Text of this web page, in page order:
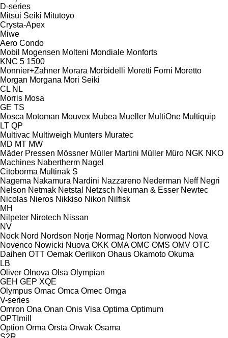
D-series
Mitsui Seiki Mitutoyo
Crysta-Apex
Miwe
Aero Condo
Mobil
Mogensen Molteni Mondiale Monforts
KNC 5 1500
Monnier+Zahner Morara Morbidelli Moretti Forni Moretto
Morgan Morgana Mori Seiki
CL NL
Morris Mosa
GE TS
Mosca Motoman Mouvex Mubea Mueller MultiOne Multiquip
LT QP
Multivac Multiweigh Munters Muratec
MD MT MW
Mäder Pressen Mössner Müller Martini Müller Müro NGK NKO
Machines Nabertherm Nagel
Citoborma Multinak S
Nagema Nakamura Nardini Nazzareno Nederman Neff Negri
Nelson Netmak Netstal Netzsch Neuman & Esser Newtec
Nicolas Nieros Nikkiso Nikon Nilfisk
MH
Nilpeter Nirotech Nissan
NV
Nock Nord Nordson Norje Normag Norton Norwood Nova
Novenco Nowicki Nuova OKK OMA OMC OMS OMV OTC
Daihen OTT Oemak Oerlikon Ohaus Okamoto Okuma
LB
Oliver Olnova Olsa Olympian
GEH GEP XQE
Olympus Omac Omca Omec Omga
V-series
Omron Ona Onan Onis Visa Optima Optimum
OPTImill
Option Orma Orsta Orwak Osama